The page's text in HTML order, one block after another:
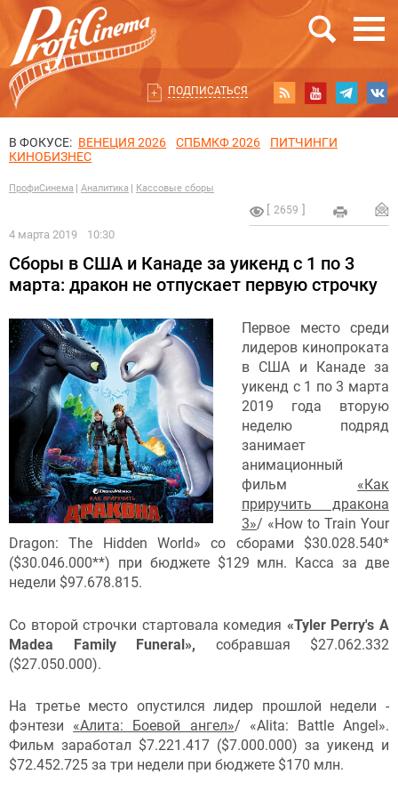
ПОДПИСАТЬСЯ
В ФОКУСЕ: ВЕНЕЦИЯ 2026 СПБМКФ 2026
ПИТЧИНГИ
КИНОБИЗНЕС
ПрофиСинема Аналитика Кассовые сборы
2659
4 марта 2019 10:30
Сборы в США и Канаде за уикенд с 1 по 3
марта: дракон не отпускает первую строчку
Первое место среди
лидеров кинопроката
в США и Канаде за
уикенд с 1 по 3 марта
2019 года вторую
неделю подряд
занимает
анимационный
фильм «Как
приручить дракона
3»/ «How to Train Your
Dragon: The Hidden World» со сборами $30.028.540*
($30.046.000**) при бюджете $129 млн. Касса за две
недели $97.678.815.
Со второй строчки стартовала комедия «Tyler Perry's A
Madea Family Funeral», собравшая $27.062.332
($27.050.000).
На третье место опустился лидер прошлой недели -
фэнтези «Алита: Боевой ангел»/ «Alita: Battle Angel».
Фильм заработал $7.221.417 ($7.000.000) за уикенд и
$72.452.725 за три недели при бюджете $170 млн.